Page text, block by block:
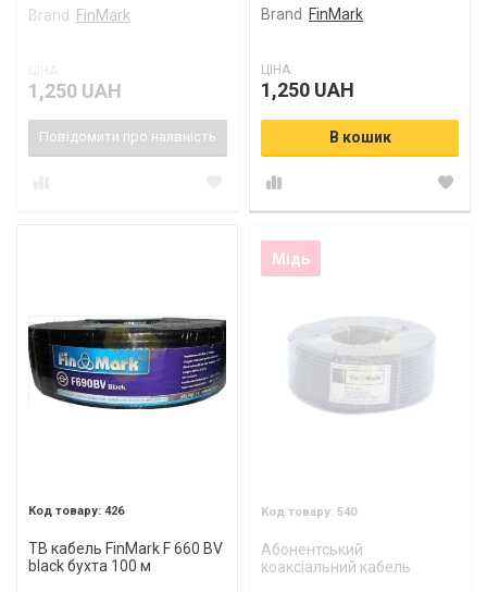
Brand FinMark
1,250 UAH
Повідомити про наявність
Brand FinMark
ЦІНА:
1,250 UAH
В кошик
426
ТВ кабель FinMark F 660 BV
black бухта 100 м
Мідь
540
Абонентський
коаксіальний кабель